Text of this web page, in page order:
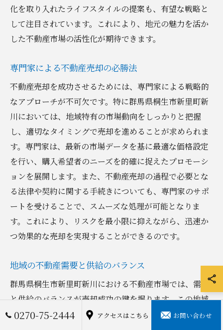
化を取り入れたライフスタイルの提案も、有望な戦略と
して注目されています。これにより、地元の魅力を活か
した不動産市場の活性化が期待できます。
専門家による不動産売却の必勝法
不動産売却を成功させるためには、専門家による戦略的
なアプローチが不可欠です。特に群馬県桐生市新里町新
川においては、地域特有の市場動向をしっかりと把握
し、適切なタイミングで売却を進めることが求められま
す。専門家は、最新の市場データを基に最適な価格設定
を行い、購入希望者のニーズを的確に捉えたプロモーシ
ョンを展開します。また、不動産売却の過程で必要とな
る法律や契約に関する手続きについても、専門家のサポ
ートを受けることで、スムーズな処理が可能となりま
す。これにより、リスクを最小限に抑えながら、迅速か
つ効果的な売却を実現することができるのです。
地域の不動産需要と供給のバランス
群馬県桐生市新里町新川における不動産市場では、需要
と供給のバランスが売却成功の鍵を握ります。この地域
では、住宅需要が高まっている一方で、供給物件数の増
0270-75-2444 アクセスはこちら お問い合わせ